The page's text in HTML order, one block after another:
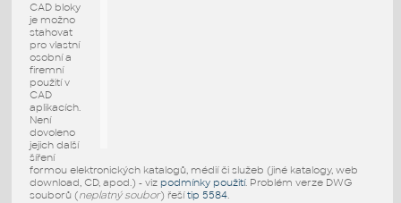
CAD bloky
je možno
stahovat
pro vlastní
osobní a
firemní
použití v
CAD
aplikacích.
Není
dovoleno
jejich další
šíření
formou elektronických katalogů, médií či služeb (jiné katalogy, web
download, CD, apod.) - viz podmínky použití. Problém verze DWG
souborů (neplatný soubor) řešítip 5584.